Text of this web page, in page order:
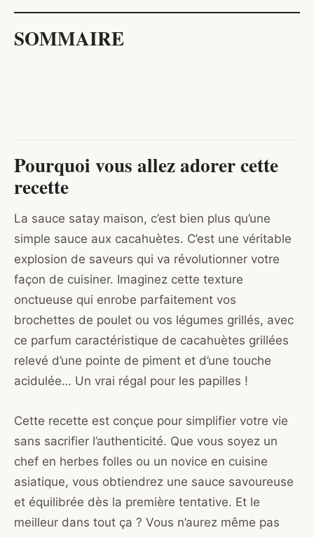
SOMMAIRE
Pourquoi vous allez adorer cette
recette
La sauce satay maison, c’est bien plus qu’une
simple sauce aux cacahuètes. C’est une véritable
explosion de saveurs qui va révolutionner votre
façon de cuisiner. Imaginez cette texture
onctueuse qui enrobe parfaitement vos
brochettes de poulet ou vos légumes grillés, avec
ce parfum caractéristique de cacahuètes grillées
relevé d’une pointe de piment et d’une touche
acidulée… Un vrai régal pour les papilles !
Cette recette est conçue pour simplifier votre vie
sans sacrifier l’authenticité. Que vous soyez un
chef en herbes folles ou un novice en cuisine
asiatique, vous obtiendrez une sauce savoureuse
et équilibrée dès la première tentative. Et le
meilleur dans tout ça ? Vous n’aurez même pas